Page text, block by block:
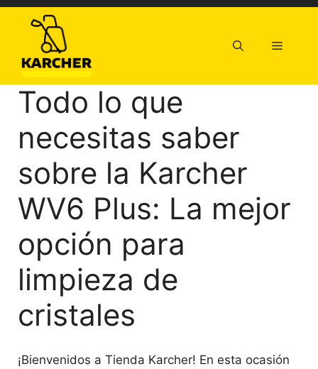
Saltar
contenido
Menú
Todo lo que
necesitas saber
sobre la Karcher
WV6 Plus: La mejor
opción para
limpieza de
cristales
¡Bienvenidos a Tienda Karcher! En esta ocasión